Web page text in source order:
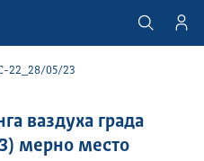
22_28/05/23
ваздуха града
мерно место